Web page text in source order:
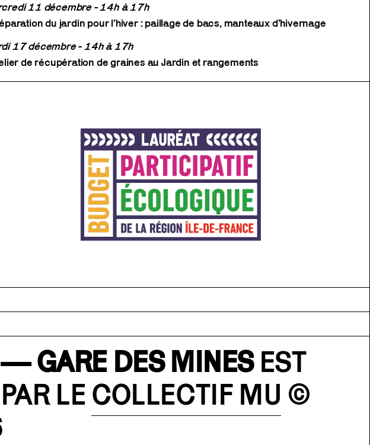
11 décembre - 14h à 17h
du jardin pour l’hiver : paillage de bacs, manteaux d’hivernage
17 décembre - 14h à 17h
de récupération de graines au Jardin et rangements
— GARE DES MINESEST
LE COLLECTIF MU ©